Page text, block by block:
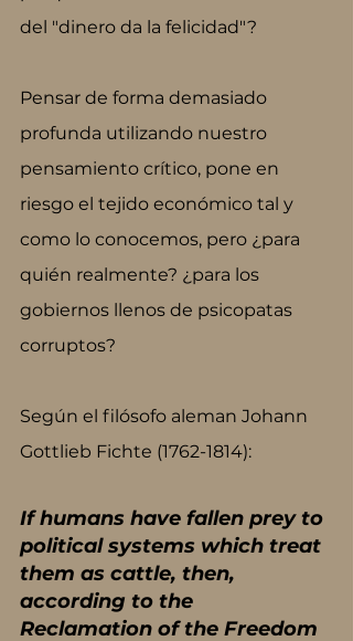
del "dinero da la felicidad"?
Pensar de forma demasiado
profunda utilizando nuestro
pensamiento crítico, pone en
riesgo el tejido económico tal y
como lo conocemos, pero ¿para
quién realmente? ¿para los
gobiernos llenos de psicopatas
corruptos?
Según el filósofo aleman Johann
Gottlieb Fichte (1762-1814):
If humans have fallen prey to
political systems which treat
them as cattle, then,
according to the
Reclamation of the Freedom